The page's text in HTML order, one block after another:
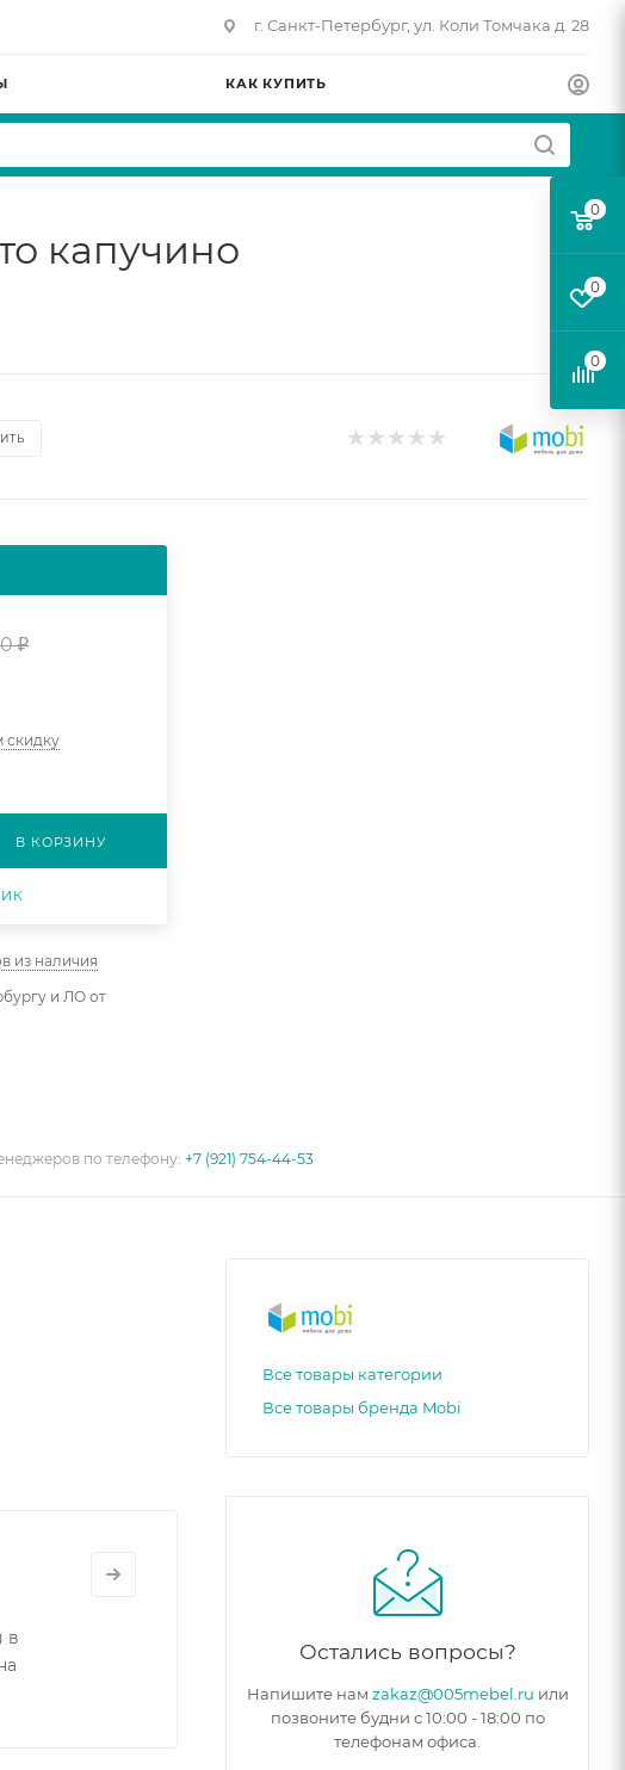
г. Санкт-Петербург, ул. Коли Томчака д. 28
КАК КУПИТЬ
капучино
₽
скидку
В КОРЗИНУ
из наличия
и ЛО от
по телефону:+7 (921) 754-44-53
в
Все товары категории
Все товары бренда Mobi
Остались вопросы?
Напишите нам zakaz@005mebel.ru или
позвоните будни с 10:00 - 18:00 по
телефонам офиса.
0
0
0